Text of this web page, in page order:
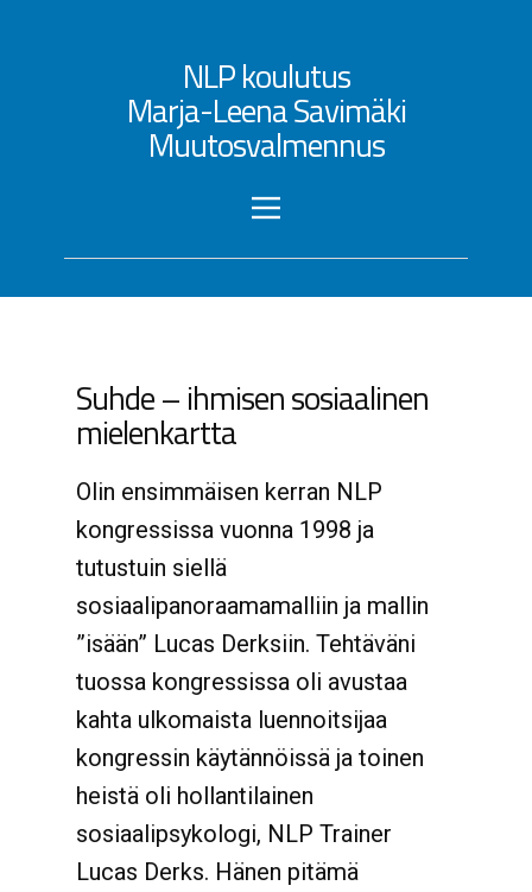
NLP koulutus
Marja-Leena Savimäki
Muutosvalmennus
Suhde – ihmisen sosiaalinen
mielenkartta
Olin ensimmäisen kerran NLP
kongressissa vuonna 1998 ja
tutustuin siellä
sosiaalipanoraamamalliin ja mallin
”isään” Lucas Derksiin. Tehtäväni
tuossa kongressissa oli avustaa
kahta ulkomaista luennoitsijaa
kongressin käytännöissä ja toinen
heistä oli hollantilainen
sosiaalipsykologi, NLP Trainer
Lucas Derks. Hänen pitämä